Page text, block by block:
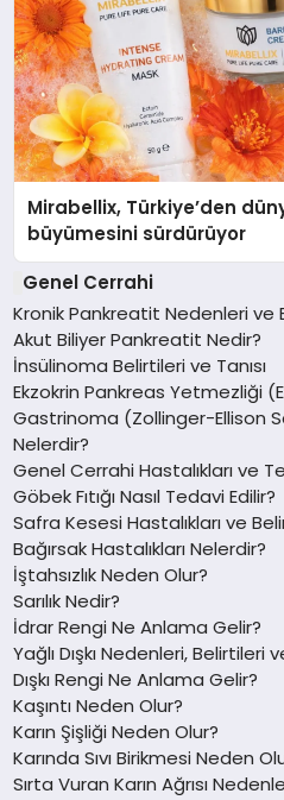
Mirabellix, Türkiye’den
büyümesini sürdürüyor
Genel Cerrahi
Kronik Pankreatit Nedenleri ve
Akut Biliyer Pankreatit Nedir?
İnsülinoma Belirtileri ve Tanısı
Ekzokrin Pankreas Yetmezliği
Gastrinoma (Zollinger-Ellison
Nelerdir?
Genel Cerrahi Hastalıkları ve
Göbek Fıtığı Nasıl Tedavi Edilir?
Safra Kesesi Hastalıkları ve
Bağırsak Hastalıkları Nelerdir?
İştahsızlık Neden Olur?
Sarılık Nedir?
İdrar Rengi Ne Anlama Gelir?
Yağlı Dışkı Nedenleri, Belirtileri
Dışkı Rengi Ne Anlama Gelir?
Kaşıntı Neden Olur?
Karın Şişliği Neden Olur?
Karında Sıvı Birikmesi Neden
Sırta Vuran Karın Ağrısı